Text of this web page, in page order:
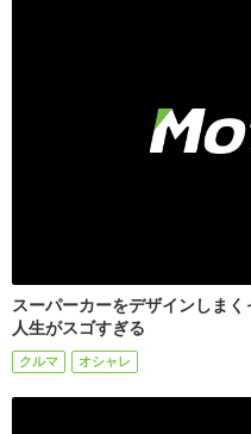
スーパーカーをデザインしま
人生がスゴすぎる
クルマ オシャレ